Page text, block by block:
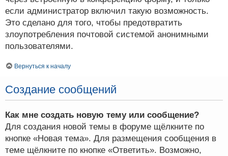
если администратор включил такую возможность.
Это сделано для того, чтобы предотвратить
злоупотребления почтовой системой анонимными
пользователями.
Вернуться к началу
Создание сообщений
Как мне создать новую тему или сообщение?
Для создания новой темы в форуме щёлкните по
кнопке «Новая тема». Для размещения сообщения в
теме щёлкните по кнопке «Ответить». Возможно,